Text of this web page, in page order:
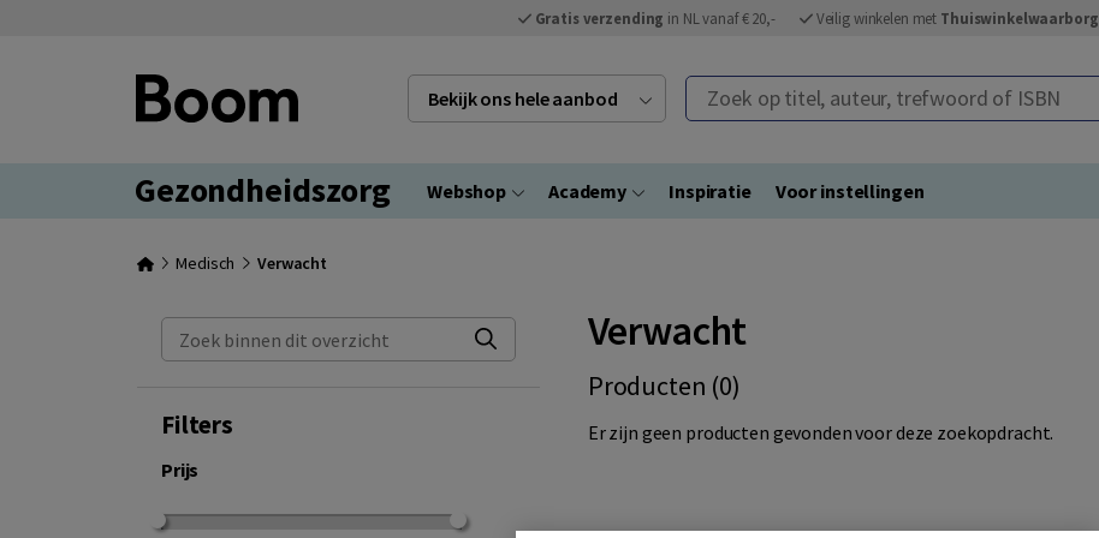
Gratis verzending in NL vanaf € 20,- Veilig winkelen met Thuiswinkelwaarborg
Bekijk ons hele aanbod Zoek op titel, auteur, trefwoord of ISBN
Gezondheidszorg Webshop Academy Inspiratie Voor instellingen
Medisch Verwacht
Zoek binnen dit overzicht
Filters
Prijs
Verwacht
Producten (0)
Er zijn geen producten gevonden voor deze zoekopdracht.